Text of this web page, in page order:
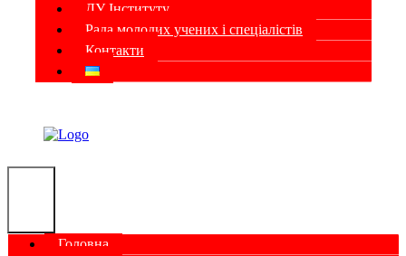
ДУ Інституту
Рада молодих учених і спеціалістів
Контакти
Головна